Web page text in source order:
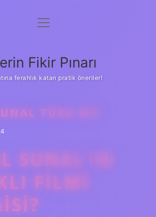
Gizlilik Politikası
Yasal Uyarı
menüyü
Fikir Pınarı
ferahlık katan pratik öneriler!
TÜRK MÜ
SUNAL’IN
FILMI